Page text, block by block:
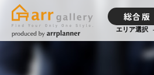
総合版
エリア選択